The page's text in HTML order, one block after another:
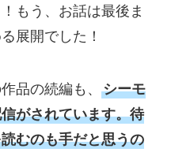
もう、お話は最後ま
展開でした！
品の続編も、 シーモ
がされています。待
むのも手だと思うの